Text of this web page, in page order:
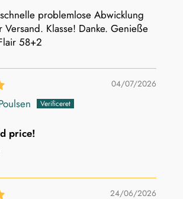
problemlose Abwicklung
Versand. Klasse! Danke. Genieße
58+2
04/07/2026
price!
24/06/2026